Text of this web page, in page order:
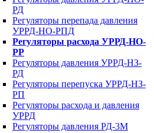
РД
Регуляторы перепада давления
УРРД-НО-РПД
Регуляторы расхода УРРД-НО-
РР
Регуляторы давления УРРД-НЗ-
РД
Регуляторы перепуска УРРД-НЗ-
РП
Регуляторы расхода и давления
УРРД
Регуляторы давления РД-3М